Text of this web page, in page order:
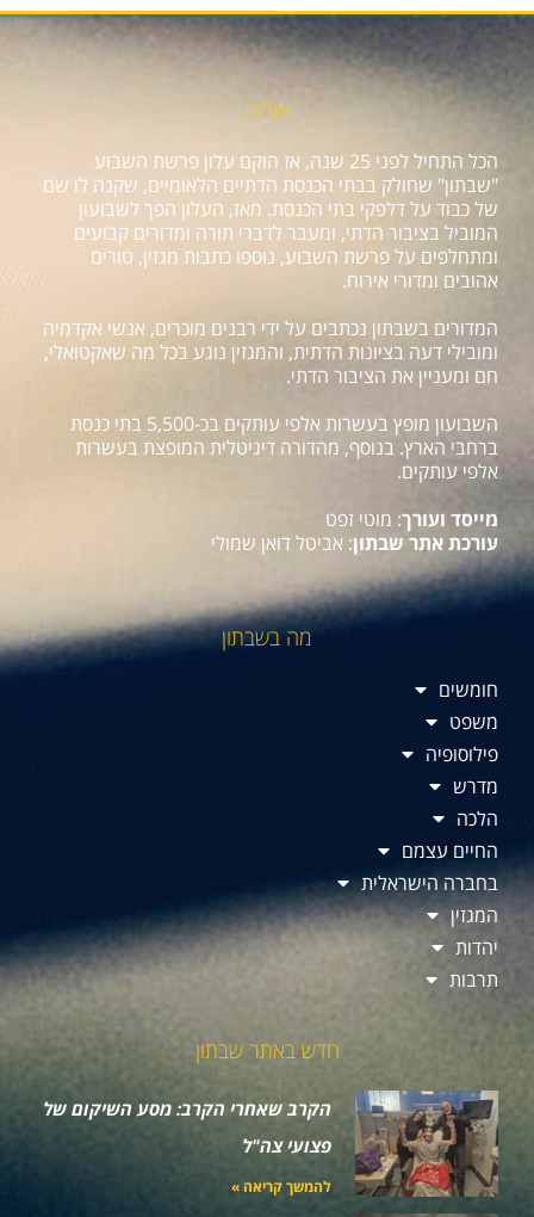
אודות
הכל התחיל לפני 25 שנה, אז הוקם עלון פרשת השבוע
"שבתון" שחולק בבתי הכנסת הדתיים הלאומיים, שקנה לו שם
של כבוד על דלפקי בתי הכנסת. מאז, העלון הפך לשבועון
המוביל בציבור הדתי, ומעבר לדברי תורה ומדורים קבועים
ומתחלפים על פרשת השבוע, נוספו כתבות מגזין, טורים
אהובים ומדורי אירוח.
המדורים בשבתון נכתבים על ידי רבנים מוכרים, אנשי אקדמיה
ומובילי דעה בציונות הדתית, והמגזין נוגע בכל מה שאקטואלי,
חם ומעניין את הציבור הדתי.
השבועון מופץ בעשרות אלפי עותקים בכ-5,500 בתי כנסת
ברחבי הארץ. בנוסף, מהדורה דיגיטלית המופצת בעשרות
אלפי עותקים.
מייסד ועורך: מוטי זפט
עורכת אתר שבתון: אביטל דואן שמולי
מה בשבתון
חומשים
משפט
פילוסופיה
מדרש
הלכה
החיים עצמם
בחברה הישראלית
המגזין
יהדות
תרבות
חדש באתר שבתון
הקרב שאחרי הקרב: מסע השיקום של
פצועי צה"ל
להמשך קריאה »